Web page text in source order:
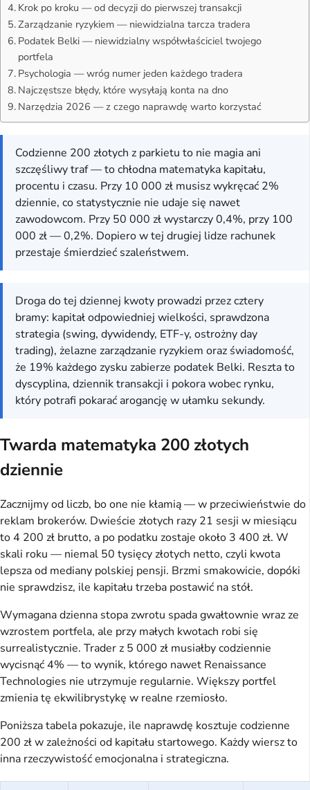
Krok po kroku — od decyzji do pierwszej transakcji
Zarządzanie ryzykiem — niewidzialna tarcza tradera
Podatek Belki — niewidzialny współwłaściciel twojego
portfela
Psychologia — wróg numer jeden każdego tradera
Najczęstsze błędy, które wysyłają konta na dno
Narzędzia 2026 — z czego naprawdę warto korzystać
Codzienne 200 złotych z parkietu to nie magia ani
szczęśliwy traf — to chłodna matematyka kapitału,
procentu i czasu. Przy 10 000 zł musisz wykręcać 2%
dziennie, co statystycznie nie udaje się nawet
zawodowcom. Przy 50 000 zł wystarczy 0,4%, przy 100
000 zł — 0,2%. Dopiero w tej drugiej lidze rachunek
przestaje śmierdzieć szaleństwem.
Droga do tej dziennej kwoty prowadzi przez cztery
bramy: kapitał odpowiedniej wielkości, sprawdzona
strategia (swing, dywidendy, ETF-y, ostrożny day
trading), żelazne zarządzanie ryzykiem oraz świadomość,
że 19% każdego zysku zabierze podatek Belki. Reszta to
dyscyplina, dziennik transakcji i pokora wobec rynku,
który potrafi pokarać arogancję w ułamku sekundy.
Twarda matematyka 200 złotych
dziennie
Zacznijmy od liczb, bo one nie kłamią — w przeciwieństwie do
reklam brokerów. Dwieście złotych razy 21 sesji w miesiącu
to 4 200 zł brutto, a po podatku zostaje około 3 400 zł. W
skali roku — niemal 50 tysięcy złotych netto, czyli kwota
lepsza od mediany polskiej pensji. Brzmi smakowicie, dopóki
nie sprawdzisz, ile kapitału trzeba postawić na stół.
Wymagana dzienna stopa zwrotu spada gwałtownie wraz ze
wzrostem portfela, ale przy małych kwotach robi się
surrealistycznie. Trader z 5 000 zł musiałby codziennie
wycisnąć 4% — to wynik, którego nawet Renaissance
Technologies nie utrzymuje regularnie. Większy portfel
zmienia tę ekwilibrystykę w realne rzemiosło.
Poniższa tabela pokazuje, ile naprawdę kosztuje codzienne
200 zł w zależności od kapitału startowego. Każdy wiersz to
inna rzeczywistość emocjonalna i strategiczna.